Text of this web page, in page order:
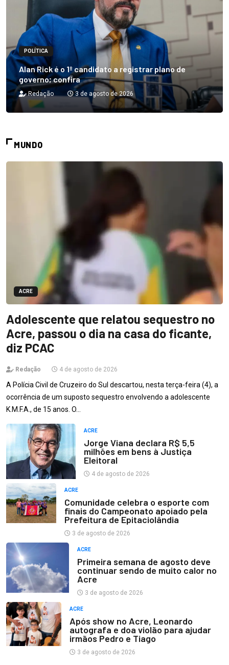
POLÍTICA
Alan Rick é o 1º candidato a registrar plano de
governo; confira
Redação 3 de agosto de 2026
MUNDO
ACRE
Adolescente que relatou sequestro no
Acre, passou o dia na casa do ficante,
diz PCAC
Redação 4 de agosto de 2026
A Polícia Civil de Cruzeiro do Sul descartou, nesta terça-feira (4), a
ocorrência de um suposto sequestro envolvendo a adolescente
K.M.F.A., de 15 anos. O…
ACRE
Jorge Viana declara R$ 5,5
milhões em bens à Justiça
Eleitoral
4 de agosto de 2026
ACRE
Comunidade celebra o esporte com
finais do Campeonato apoiado pela
Prefeitura de Epitaciolândia
3 de agosto de 2026
ACRE
Primeira semana de agosto deve
continuar sendo de muito calor no
Acre
3 de agosto de 2026
ACRE
Após show no Acre, Leonardo
autografa e doa violão para ajudar
irmãos Pedro e Tiago
3 de agosto de 2026